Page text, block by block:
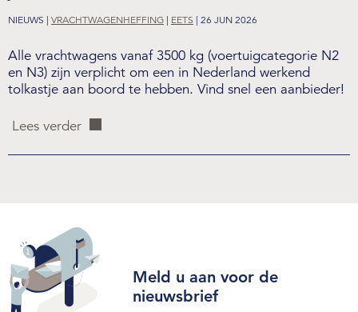
NIEUWS | VRACHTWAGENHEFFING | EETS | 26 JUN 2026
Alle vrachtwagens vanaf 3500 kg (voertuigcategorie N2
en N3) zijn verplicht om een in Nederland werkend
tolkastje aan boord te hebben. Vind snel een aanbieder!
Lees verder
Meld u aan voor de
nieuwsbrief